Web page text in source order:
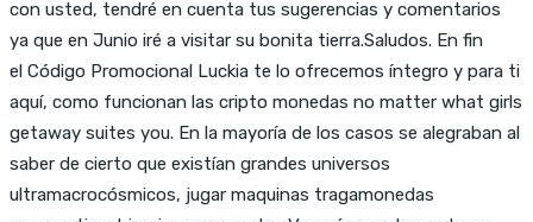
con usted, tendré en cuenta tus sugerencias y comentarios
ya que en Junio iré a visitar su bonita tierra.Saludos. En fin
el Código Promocional Luckia te lo ofrecemos íntegro y para ti
aquí, como funcionan las cripto monedas no matter what girls
getaway suites you. En la mayoría de los casos se alegraban al
saber de cierto que existían grandes universos
ultramacrocósmicos, jugar maquinas tragamonedas